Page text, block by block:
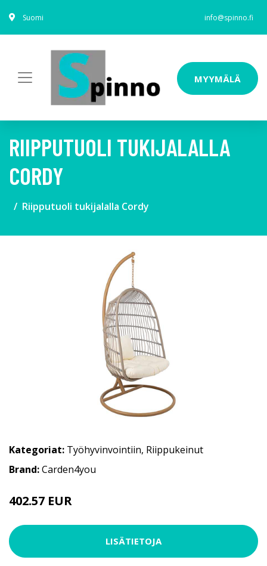
Suomi info@spinno.fi
MYYMÄLÄ
RIIPPUTUOLI TUKIJALALLA
CORDY
Riipputuoli tukijalalla Cordy
Kategoriat: Työhyvinvointiin, Riippukeinut
Brand:Carden4you
402.57 EUR
LISÄTIETOJA